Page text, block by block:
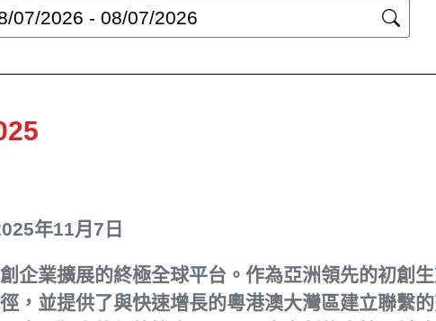
年11月7日
企業擴展的終極全球平台。作為亞洲領先的初創
，並提供了與快速增長的粵港澳大灣區建立聯繫